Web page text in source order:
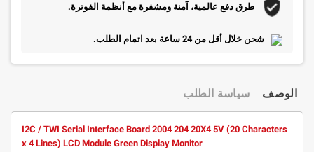
طرق دفع عالمية، آمنة ومشفرة مع أنظمة الفوترة.
شحن خلال أقل من 24 ساعة بعد اتمام الطلب.
الوصف سياسة الطلب
I2C / TWI Serial Interface Board 2004 204 20X4 5V (20 Characters
x 4 Lines) LCD Module Green Display Monitor